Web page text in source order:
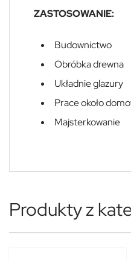
ZASTOSOWANIE:
Budownictwo
Obróbka drewna
Układnie glazury
Prace około
Majsterkowanie
Produkty z